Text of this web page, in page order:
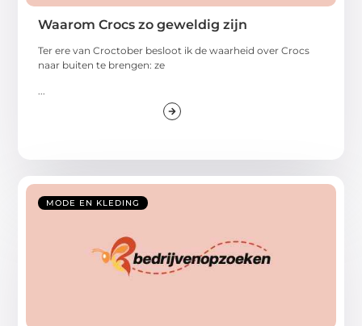
Waarom Crocs zo geweldig zijn
Ter ere van Croctober besloot ik de waarheid over Crocs
naar buiten te brengen: ze
...
MODE EN KLEDING